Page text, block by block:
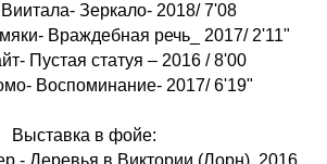
Зеркало- 2018/ 7'08
Враждебная речь_ 2017/ 2'11"
Пустая статуя – 2016 / 8'00
Воспоминание- 2017/ 6'19"
Выставка в фойе:
- Деревья в Виктории (Лорн), 2016